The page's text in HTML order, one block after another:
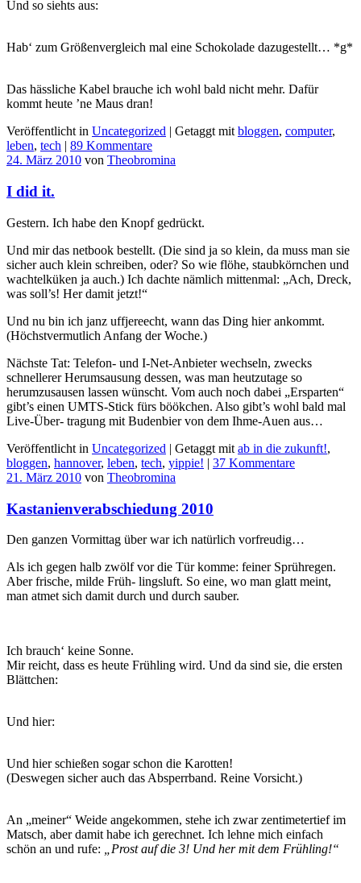
Und so siehts aus:
Hab‘ zum Größenvergleich mal eine Schokolade dazugestellt… *g*
Das hässliche Kabel brauche ich wohl bald nicht mehr. Dafür
kommt heute ’ne Maus dran!
Veröffentlicht in Uncategorized | Getaggt mit bloggen, computer,
leben, tech | 89 Kommentare
24. März 2010 von Theobromina
I did it.
Gestern. Ich habe den Knopf gedrückt.
Und mir das netbook bestellt. (Die sind ja so klein, da muss man sie
sicher auch klein schreiben, oder? So wie flöhe, staubkörnchen und
wachtelküken ja auch.) Ich dachte nämlich mittenmal: „Ach, Dreck,
was soll’s! Her damit jetzt!“
Und nu bin ich janz uffjereecht, wann das Ding hier ankommt.
(Höchstvermutlich Anfang der Woche.)
Nächste Tat: Telefon- und I-Net-Anbieter wechseln, zwecks
schnellerer Herumsausung dessen, was man heutzutage so
herumzusausen lassen wünscht. Vom auch noch dabei „Ersparten“
gibt’s einen UMTS-Stick fürs böökchen. Also gibt’s wohl bald mal
Live-Über- tragung mit Budenbier von dem Ihme-Auen aus…
Veröffentlicht in Uncategorized | Getaggt mit ab in die zukunft!,
bloggen, hannover, leben, tech, yippie! | 37 Kommentare
21. März 2010 von Theobromina
Kastanienverabschiedung 2010
Den ganzen Vormittag über war ich natürlich vorfreudig…
Als ich gegen halb zwölf vor die Tür komme: feiner Sprühregen.
Aber frische, milde Früh- lingsluft. So eine, wo man glatt meint,
man atmet sich damit durch und durch sauber.
Ich brauch‘ keine Sonne.
Mir reicht, dass es heute Frühling wird. Und da sind sie, die ersten
Blättchen:
Und hier:
Und hier schießen sogar schon die Karotten!
(Deswegen sicher auch das Absperrband. Reine Vorsicht.)
An „meiner“ Weide angekommen, stehe ich zwar zentimetertief im
Matsch, aber damit habe ich gerechnet. Ich lehne mich einfach
schön an und rufe:
„Prost auf die 3! Und her mit dem Frühling!“